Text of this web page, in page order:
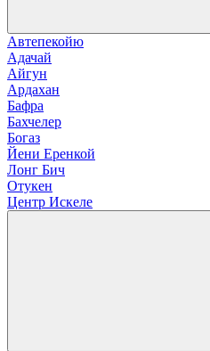
Автепекойю
Адачай
Айгун
Ардахан
Бафра
Бахчелер
Богаз
Йени Еренкой
Лонг Бич
Отукен
Центр Искеле